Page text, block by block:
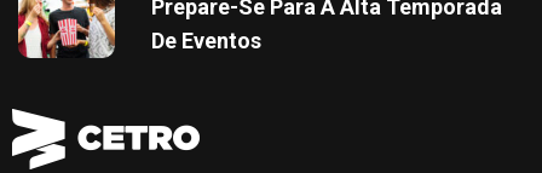
Prepare-Se Para A Alta Temporada
De Eventos